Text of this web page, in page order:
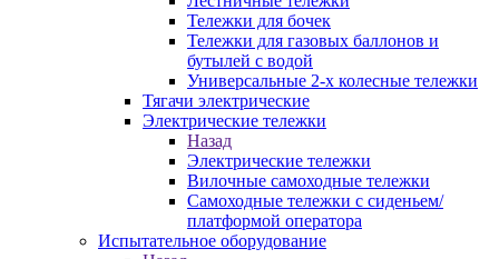
Тележки для бочек
Тележки для газовых баллонов и
бутылей с водой
Универсальные 2-х колесные тележки
Тягачи электрические
Электрические тележки
Назад
Электрические тележки
Вилочные самоходные тележки
Самоходные тележки с сиденьем/
платформой оператора
Испытательное оборудование